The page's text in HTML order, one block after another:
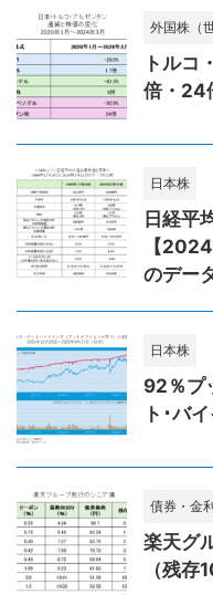
外国株（
トルコ
倍・24
日本株
日経平
【
のデー
日本株
92％プ
ト･バ
債券・金
楽天グ
（残存